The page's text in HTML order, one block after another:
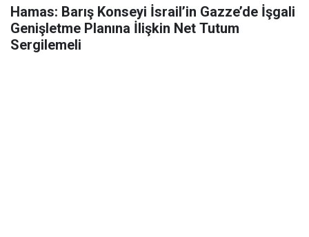
Hamas: Barış Konseyi İsrail’in Gazze’de İşgali
Genişletme Planına İlişkin Net Tutum
Sergilemeli